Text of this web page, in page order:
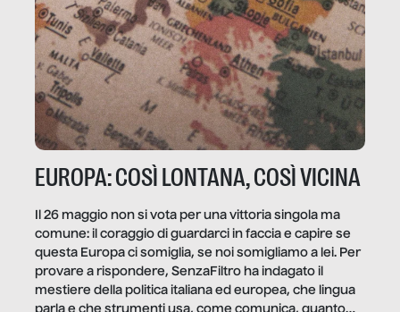
EUROPA: COSÌ LONTANA, COSÌ VICINA
Il 26 maggio non si vota per una vittoria singola ma
comune: il coraggio di guardarci in faccia e capire se
questa Europa ci somiglia, se noi somigliamo a lei. Per
provare a rispondere, SenzaFiltro ha indagato il
mestiere della politica italiana ed europea, che lingua
parla e che strumenti usa, come comunica, quanto